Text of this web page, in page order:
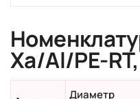
Xa/Al/PE-
Диаметр